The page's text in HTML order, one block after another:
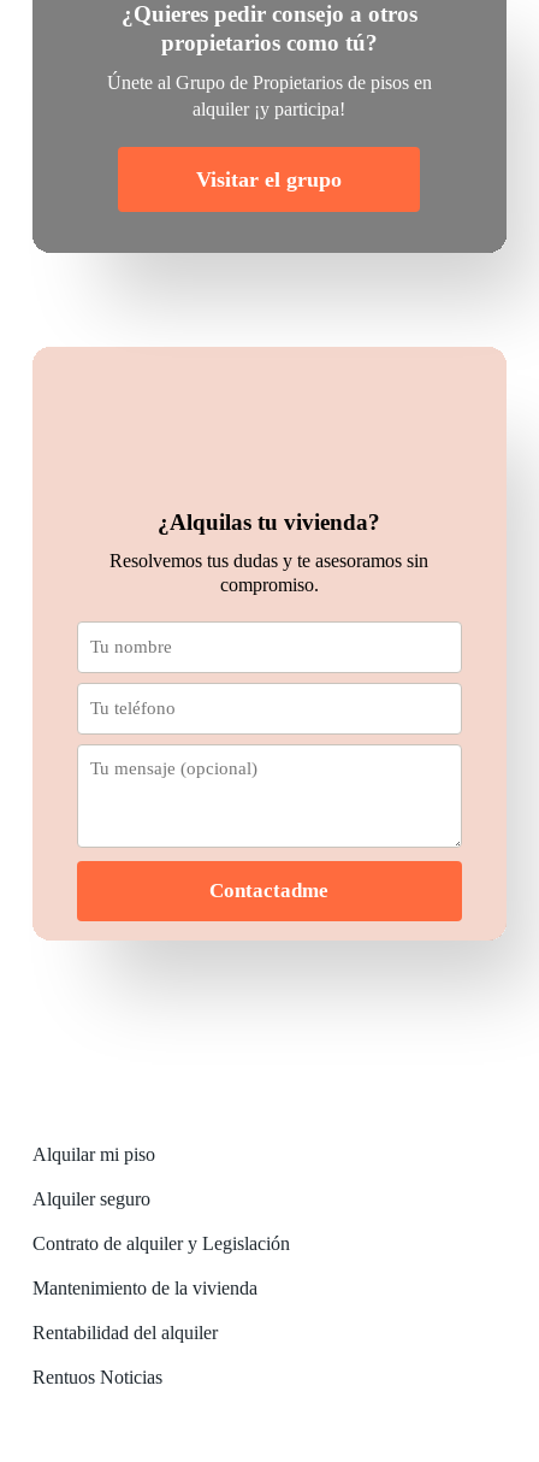
¿Quieres pedir consejo a otros
propietarios como tú?
Únete al Grupo de Propietarios de pisos en
alquiler ¡y participa!
Visitar el grupo
¿Alquilas tu vivienda?
Resolvemos tus dudas y te asesoramos sin
compromiso.
Alquilar mi piso
Alquiler seguro
Contrato de alquiler y Legislación
Mantenimiento de la vivienda
Rentabilidad del alquiler
Rentuos Noticias